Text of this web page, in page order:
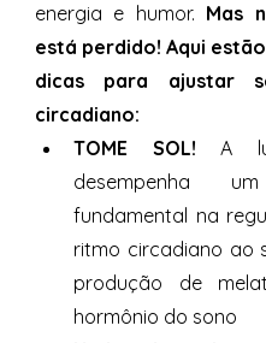
energia e humor. Mas
está perdido! Aqui
dicas para ajustar
circadiano:
TOME SOL! A
desempenha
fundamental na
ritmo circadiano ao
produção de
hormônio do sono